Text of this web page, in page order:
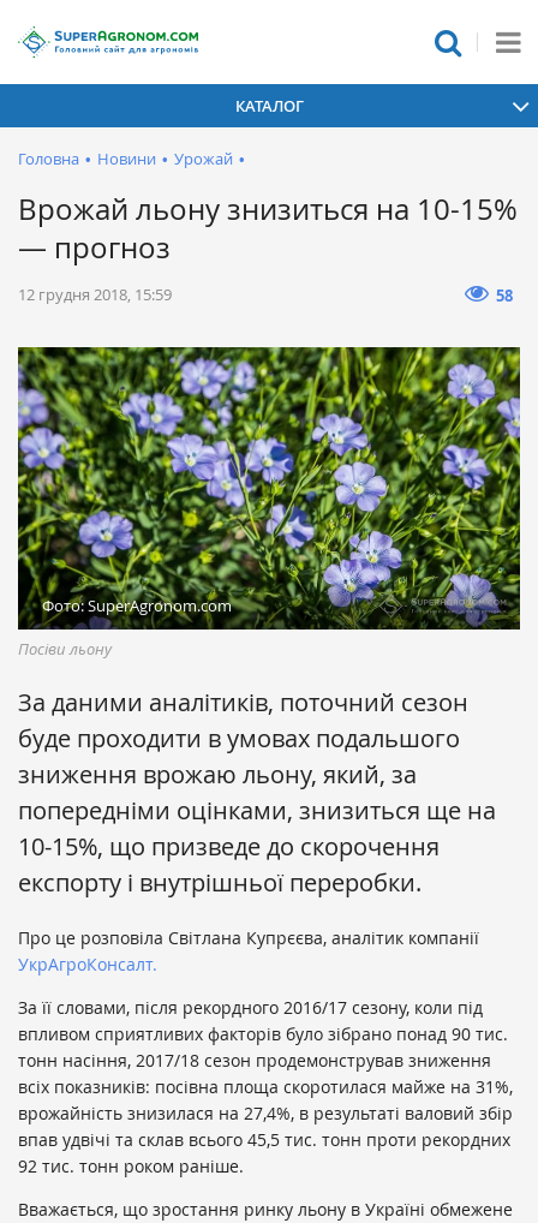
КАТАЛОГ
Головна • Новини • Урожай •
Врожай льону знизиться на 10-15%
— прогноз
12 грудня 2018, 15:59 58
Фото: SuperAgronom.com
Посіви льону
За даними аналітиків, поточний сезон
буде проходити в умовах подальшого
зниження врожаю льону, який, за
попередніми оцінками, знизиться ще на
10-15%, що призведе до скорочення
експорту і внутрішньої переробки.
Про це розповіла Світлана Купрєєва, аналітик компанії
УкрАгроКонсалт.
За її словами, після рекордного 2016/17 сезону, коли під
впливом сприятливих факторів було зібрано понад 90 тис.
тонн насіння, 2017/18 сезон продемонстрував зниження
всіх показників: посівна площа скоротилася майже на 31%,
врожайність знизилася на 27,4%, в результаті валовий збір
впав удвічі та склав всього 45,5 тис. тонн проти рекордних
92 тис. тонн роком раніше.
Вважається, що зростання ринку льону в Україні обмежене